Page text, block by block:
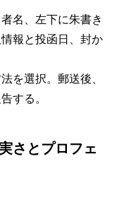
名、左下に朱書き
報と投函日、封か
を選択。郵送後、
する。
さとプロフェ